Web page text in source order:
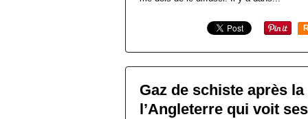
Gaz de schiste après
l’Angleterre qui voit